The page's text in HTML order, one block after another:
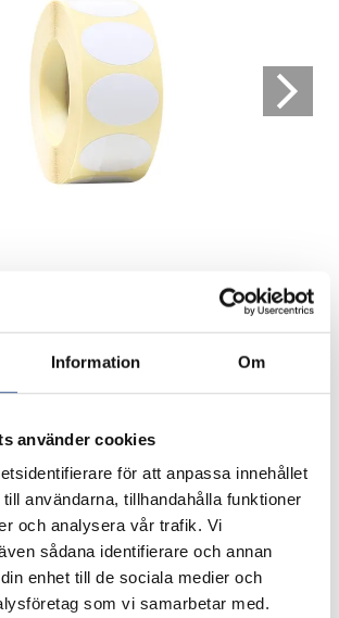
Information Om
använder cookies
för att anpassa innehållet
användarna, tillhandahålla funktioner
och analysera vår trafik. Vi
sådana identifierare och annan
enhet till de sociala medier och
som vi samarbetar med.
oval hvid
på rulle
Ø 40 mm.